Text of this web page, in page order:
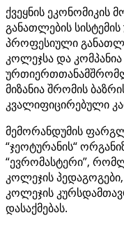
ქვეყნის ეკონომიკის
განათლების
პროფესიული
კოლეჯსა და
მიზანია შრომის
კვალიფიცირებული
მემორანდუმის
“ჯეოტურანის“
“ევრომასტერი”,
კოლეჯის
კოლეჯის
დასაქმებას.